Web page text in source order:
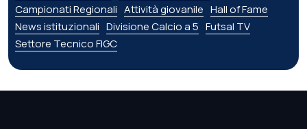
Campionati Regionali Attività giovanile Hall of Fame
News istituzionali Divisione Calcio a 5 Futsal TV
Settore Tecnico FIGC